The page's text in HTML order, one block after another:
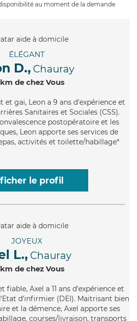
au moment de la demande
ÉLÉGANT
D., Chauray
de chez Vous
et gai, Leon a 9 ans d'expérience et
Sanitaires et Sociales (CSS).
postopératoire et les
Leon apporte ses services de
activités et toilette/habillage*
le profil
JOYEUX
L., Chauray
de chez Vous
fiable, Axel a 11 ans d'expérience et
d'infirmier (DEI). Maitrisant bien
et la démence, Axel apporte ses
courses/livraison, transports